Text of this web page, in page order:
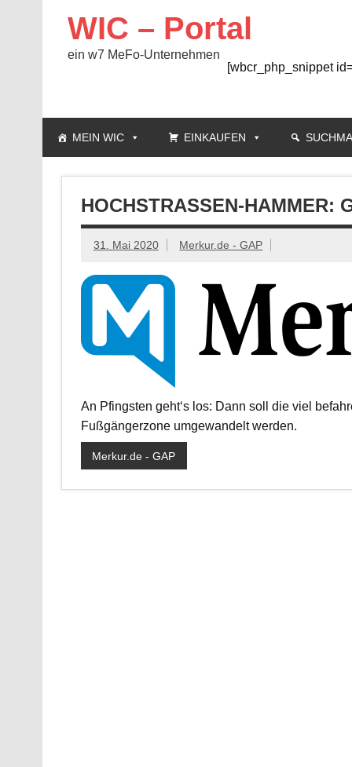
WIC – Portal
ein w7 MeFo-Unternehmen
[wbcr_php_snippet
MEIN WIC EINKAUFEN
HOCHSTRASSEN-HAMMER:
31. Mai 2020 Merkur.de - GAP
An Pfingsten geht‘s los: Dann soll die viel
Fußgängerzone umgewandelt werden.
Merkur.de - GAP